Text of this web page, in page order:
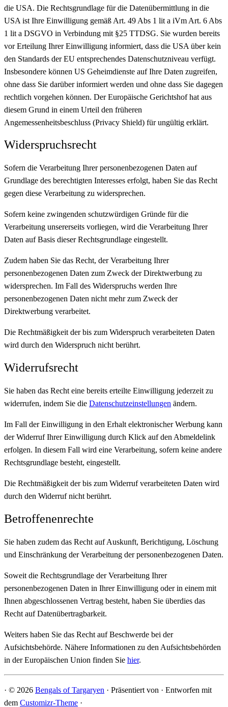
die USA. Die Rechtsgrundlage für die Datenübermittlung in die
USA ist Ihre Einwilligung gemäß Art. 49 Abs 1 lit a iVm Art. 6 Abs
1 lit a DSGVO in Verbindung mit §25 TTDSG. Sie wurden bereits
vor Erteilung Ihrer Einwilligung informiert, dass die USA über kein
den Standards der EU entsprechendes Datenschutzniveau verfügt.
Insbesondere können US Geheimdienste auf Ihre Daten zugreifen,
ohne dass Sie darüber informiert werden und ohne dass Sie dagegen
rechtlich vorgehen können. Der Europäische Gerichtshof hat aus
diesem Grund in einem Urteil den früheren
Angemessenheitsbeschluss (Privacy Shield) für ungültig erklärt.
Widerspruchsrecht
Sofern die Verarbeitung Ihrer personenbezogenen Daten auf
Grundlage des berechtigten Interesses erfolgt, haben Sie das Recht
gegen diese Verarbeitung zu widersprechen.
Sofern keine zwingenden schutzwürdigen Gründe für die
Verarbeitung unsererseits vorliegen, wird die Verarbeitung Ihrer
Daten auf Basis dieser Rechtsgrundlage eingestellt.
Zudem haben Sie das Recht, der Verarbeitung Ihrer
personenbezogenen Daten zum Zweck der Direktwerbung zu
widersprechen. Im Fall des Widerspruchs werden Ihre
personenbezogenen Daten nicht mehr zum Zweck der
Direktwerbung verarbeitet.
Die Rechtmäßigkeit der bis zum Widerspruch verarbeiteten Daten
wird durch den Widerspruch nicht berührt.
Widerrufsrecht
Sie haben das Recht eine bereits erteilte Einwilligung jederzeit zu
widerrufen, indem Sie die Datenschutzeinstellungen ändern.
Im Fall der Einwilligung in den Erhalt elektronischer Werbung kann
der Widerruf Ihrer Einwilligung durch Klick auf den Abmeldelink
erfolgen. In diesem Fall wird eine Verarbeitung, sofern keine andere
Rechtsgrundlage besteht, eingestellt.
Die Rechtmäßigkeit der bis zum Widerruf verarbeiteten Daten wird
durch den Widerruf nicht berührt.
Betroffenenrechte
Sie haben zudem das Recht auf Auskunft, Berichtigung, Löschung
und Einschränkung der Verarbeitung der personenbezogenen Daten.
Soweit die Rechtsgrundlage der Verarbeitung Ihrer
personenbezogenen Daten in Ihrer Einwilligung oder in einem mit
Ihnen abgeschlossenen Vertrag besteht, haben Sie überdies das
Recht auf Datenübertragbarkeit.
Weiters haben Sie das Recht auf Beschwerde bei der
Aufsichtsbehörde. Nähere Informationen zu den Aufsichtsbehörden
in der Europäischen Union finden Sie hier.
· © 2026 Bengals of Targaryen · Präsentiert von · Entworfen mit
dem Customizr-Theme ·